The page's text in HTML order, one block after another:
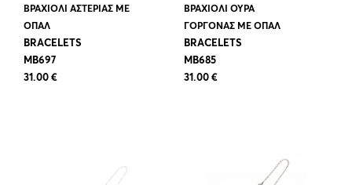
ΒΡΑΧΙΟΛΙ ΑΣΤΕΡΙΑΣ ΜΕ
ΟΠΑΛ
BRACELETS
MB697
31.00 €
ΒΡΑΧΙΟΛΙ ΟΥΡΑ
ΓΟΡΓΟΝΑΣ ΜΕ ΟΠΑΛ
BRACELETS
MB685
31.00 €